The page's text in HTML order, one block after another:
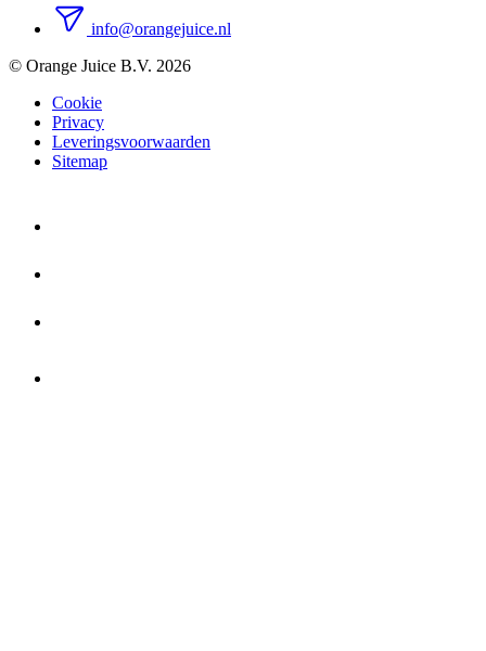
info@orangejuice.nl
© Orange Juice B.V. 2026
Cookie
Privacy
Leveringsvoorwaarden
Sitemap